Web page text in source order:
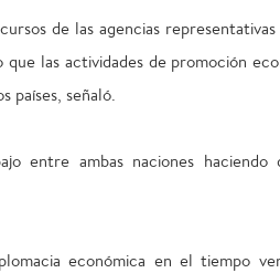
de las agencias
las actividades de promoción
países, señaló.
entre ambas naciones haciendo
económica en el tiempo